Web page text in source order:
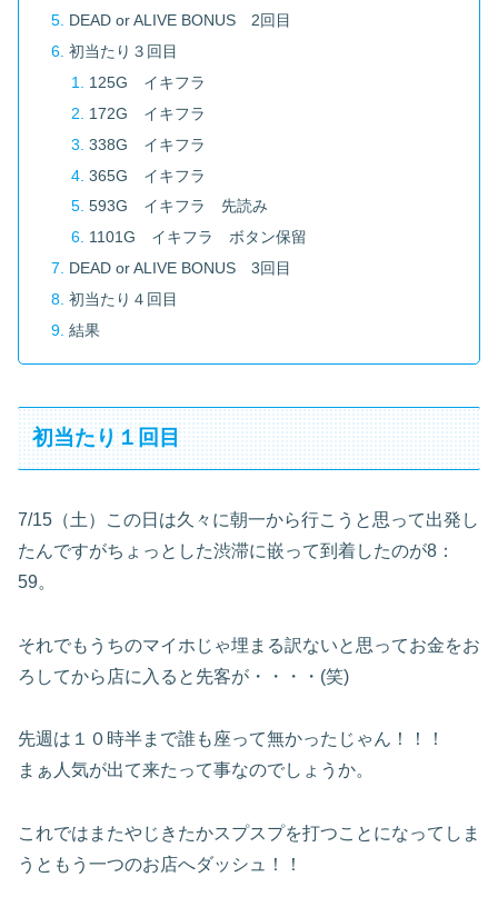
DEAD or ALIVE BONUS 2回目
初当たり３回目
125G イキフラ
172G イキフラ
338G イキフラ
365G イキフラ
593G イキフラ 先読み
1101G イキフラ ボタン保留
DEAD or ALIVE BONUS 3回目
初当たり４回目
結果
初当たり１回目
7/15（土）この日は久々に朝一から行こうと思って出発し
たんですがちょっとした渋滞に嵌って到着したのが8：
59。
それでもうちのマイホじゃ埋まる訳ないと思ってお金をお
ろしてから店に入ると先客が・・・・(笑)
先週は１０時半まで誰も座って無かったじゃん！！！
まぁ人気が出て来たって事なのでしょうか。
これではまたやじきたかスプスプを打つことになってしま
うともう一つのお店へダッシュ！！